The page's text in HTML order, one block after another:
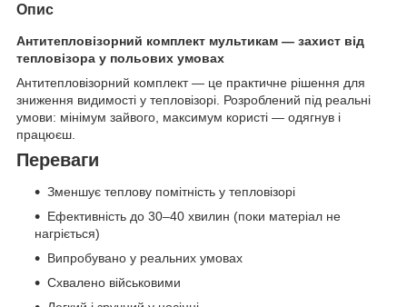
Опис
Антитепловізорний комплект мультикам — захист від
тепловізора у польових умовах
Антитепловізорний комплект — це практичне рішення для
зниження видимості у тепловізорі. Розроблений під реальні
умови: мінімум зайвого, максимум користі — одягнув і
працюєш.
Переваги
Зменшує теплову помітність у тепловізорі
Ефективність до 30–40 хвилин (поки матеріал не
нагріється)
Випробувано у реальних умовах
Схвалено військовими